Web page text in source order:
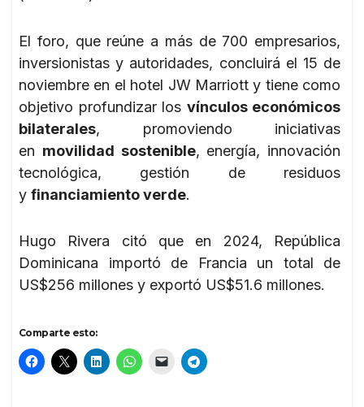
El foro, que reúne a más de 700 empresarios,
inversionistas y autoridades, concluirá el 15 de
noviembre en el hotel JW Marriott y tiene como
objetivo profundizar los vínculos económicos
bilaterales, promoviendo iniciativas
en movilidad sostenible, energía, innovación
tecnológica, gestión de residuos
y financiamiento verde.
Hugo Rivera citó que en 2024, República
Dominicana importó de Francia un total de
US$256 millones y exportó US$51.6 millones.
Comparte esto: